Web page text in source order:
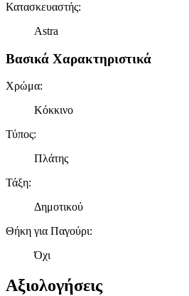
Κατασκευαστής:
Astra
Βασικά Χαρακτηριστικά
Χρώμα:
Κόκκινο
Τύπος:
Πλάτης
Τάξη:
Δημοτικού
Θήκη για Παγούρι:
Όχι
Αξιολογήσεις